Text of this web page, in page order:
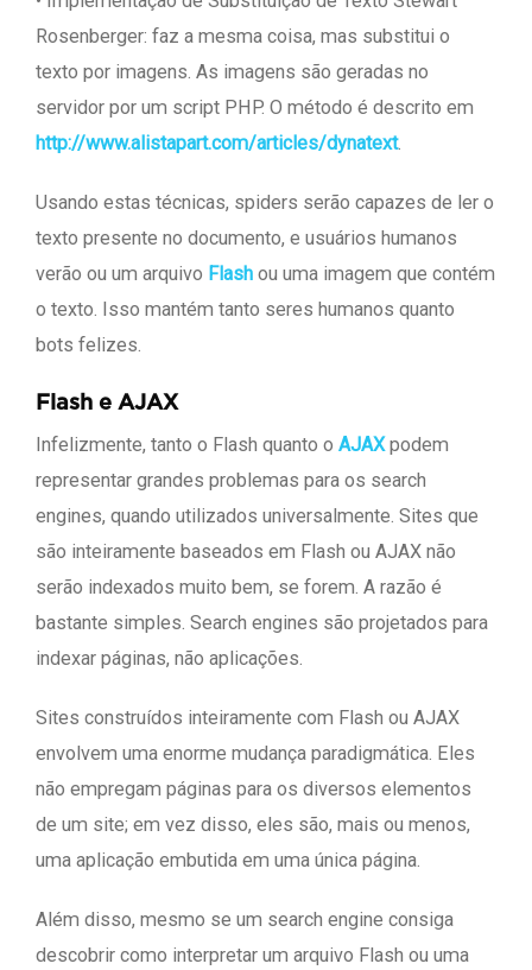
Rosenberger: faz a mesma coisa, mas substitui o
texto por imagens. As imagens são geradas no
servidor por um script PHP. O método é descrito em
http://www.alistapart.com/articles/dynatext.
Usando estas técnicas, spiders serão capazes de ler o
texto presente no documento, e usuários humanos
verão ou um arquivo Flash ou uma imagem que contém
o texto. Isso mantém tanto seres humanos quanto
bots felizes.
Flash e AJAX
Infelizmente, tanto o Flash quanto o AJAXpodem
representar grandes problemas para os search
engines, quando utilizados universalmente. Sites que
são inteiramente baseados em Flash ou AJAX não
serão indexados muito bem, se forem. A razão é
bastante simples. Search engines são projetados para
indexar páginas, não aplicações.
Sites construídos inteiramente com Flash ou AJAX
envolvem uma enorme mudança paradigmática. Eles
não empregam páginas para os diversos elementos
de um site; em vez disso, eles são, mais ou menos,
uma aplicação embutida em uma única página.
Além disso, mesmo se um search engine consiga
descobrir como interpretar um arquivo Flash ou uma